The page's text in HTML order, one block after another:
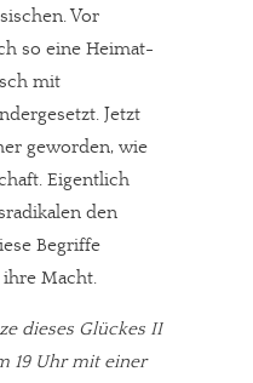
Vor
so eine Heimat-
mit
Jetzt
geworden, wie
Eigentlich
den
Begriffe
Macht.
dieses Glückes II
19 Uhr mit einer